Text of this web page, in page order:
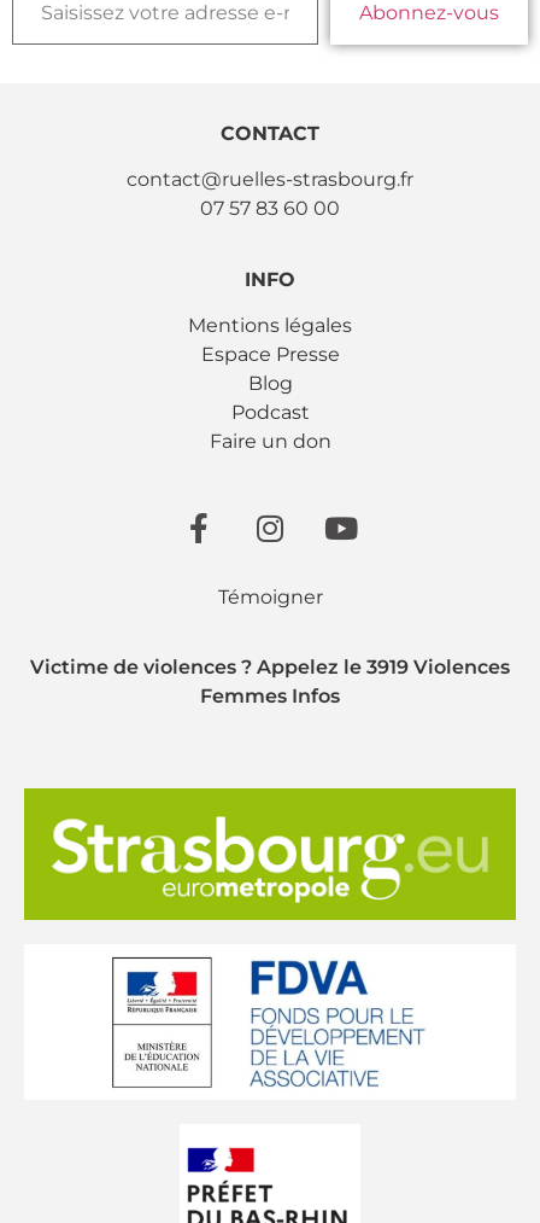
Abonnez-vous
CONTACT
contact@ruelles-strasbourg.fr
07 57 83 60 00
INFO
Mentions légales
Espace Presse
Blog
Podcast
Faire un don
Témoigner
Victime de violences ? Appelez le 3919 Violences
Femmes Infos